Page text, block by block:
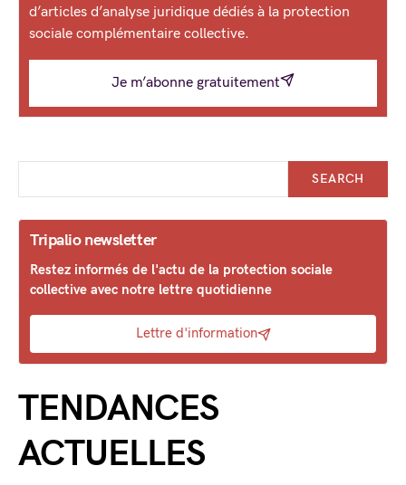
d’articles d’analyse juridique dédiés à la protection
sociale complémentaire collective.
Je m’abonne gratuitement
SEARCH
Tripalio newsletter
Restez informés de l'actu de la protection sociale
collective avec notre lettre quotidienne
Lettre d'information
TENDANCES
ACTUELLES